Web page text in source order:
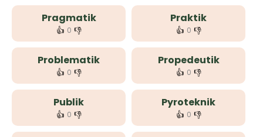
Pragmatik
👍 0 👎
Praktik
👍 0 👎
Problematik
👍 0 👎
Propedeutik
👍 0 👎
Publik
👍 0 👎
Pyroteknik
👍 0 👎